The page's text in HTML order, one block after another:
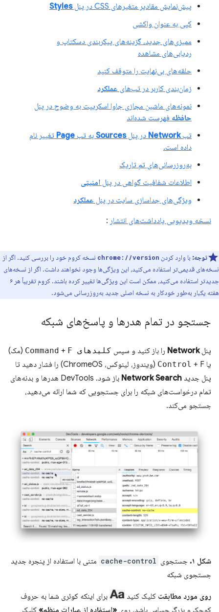
پیش‌نمایش مقادیر متغیرهای CSS در پنل
Styles
کپی به عنوان واکشی
ممیزی‌های جدید، گزینه‌های پیکربندی دسکتاپ و
ردیابی‌های مشاهده
حلقه‌های بی‌نهایت را متوقف کنید
زمان‌بندی کاربر در تب‌های عملکرد
نمونه‌های ماشین مجازی جاوا اسکریپت به وضوح در پنل
حافظه فهرست شده‌اند
تبNetwork در پنلSources به تب Page تغییر نام
داده است.
به‌روزرسانی‌های تم تاریک
اطلاعات شفافیت گواهی در پنل امنیتی
ویژگی‌های جداسازی سایت در پنل عملکرد
نسخه ویدیویی یادداشت‌های انتشار :
توجه: با وارد کردن chrome://version نسخه کروم خود را بررسی کنید. اگر از
نسخه‌های قدیمی‌تر استفاده می‌کنید، این ویژگی‌ها وجود نخواهند داشت. اگر از نسخه‌های
جدیدتر استفاده می‌کنید، ممکن است این ویژگی‌ها تغییر کرده باشند. کروم تقریباً هر ۶
هفته یکبار به‌طور خودکار به نسخه اصلی جدید به‌روزرسانی می‌شود.
جستجو در تمام هدرها و پاسخ‌های شبکه
پنلNetwork را باز کنید و سپس کلیدهای Command + F
(مک)
یا
Control
+ F (ویندوز، لینوکس، ChromeOS) را فشار دهید تا
پنل جدید Network Search
باز شود. DevTools هدرها و بدنه‌های
تمام درخواست‌های شبکه را برای جستجویی که شما ارائه می‌دهید،
جستجو می‌کند.
شکل ۱. جستجوی cache-control متنی با استفاده از پنجره جدید
جستجوی شبکه
روی مورد مطابقت کلیک کنید
برای اینکه کوئری شما به حروف